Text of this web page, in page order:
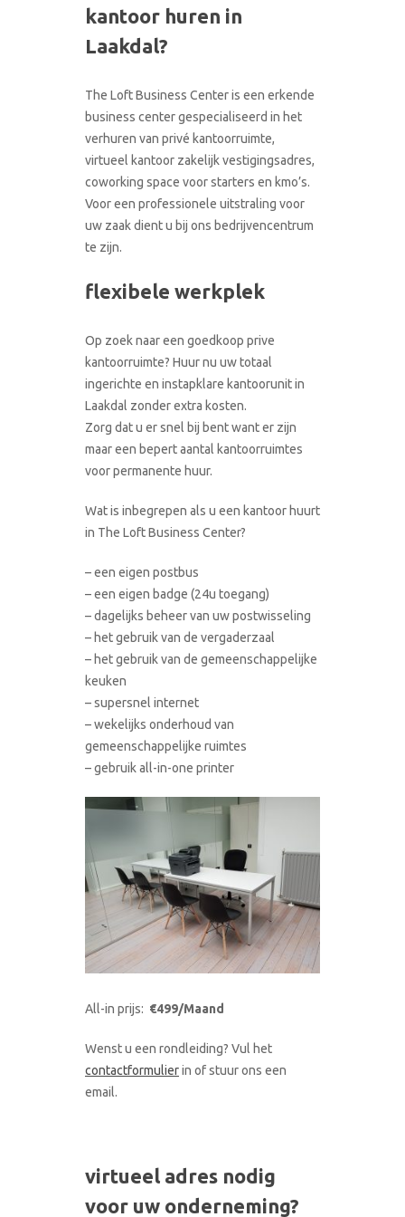
CONTACT
kantoor huren in
Laakdal?
The Loft Business Center is een erkende
business center gespecialiseerd in het
verhuren van privé kantoorruimte,
virtueel kantoor zakelijk vestigingsadres,
coworking space voor starters en kmo’s.
Voor een professionele uitstraling voor
uw zaak dient u bij ons bedrijvencentrum
te zijn.
flexibele werkplek
Op zoek naar een goedkoop prive
kantoorruimte? Huur nu uw totaal
ingerichte en instapklare kantoorunit in
Laakdal zonder extra kosten.
Zorg dat u er snel bij bent want er zijn
maar een bepert aantal kantoorruimtes
voor permanente huur.
Wat is inbegrepen als u een kantoor huurt
in The Loft Business Center?
– een eigen postbus
– een eigen badge (24u toegang)
– dagelijks beheer van uw postwisseling
– het gebruik van de vergaderzaal
– het gebruik van de gemeenschappelijke
keuken
– supersnel internet
– wekelijks onderhoud van
gemeenschappelijke ruimtes
– gebruik all-in-one printer
All-in prijs: €499/Maand
Wenst u een rondleiding? Vul het
contactformulierin of stuur ons een
email.
virtueel adres nodig
voor uw onderneming?